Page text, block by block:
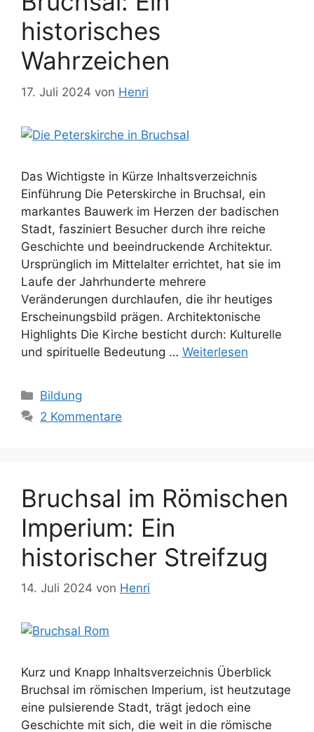
historisches
Wahrzeichen
17. Juli 2024 von Henri
Das Wichtigste in Kürze Inhaltsverzeichnis
Einführung Die Peterskirche in Bruchsal, ein
markantes Bauwerk im Herzen der badischen
Stadt, fasziniert Besucher durch ihre reiche
Geschichte und beeindruckende Architektur.
Ursprünglich im Mittelalter errichtet, hat sie im
Laufe der Jahrhunderte mehrere
Veränderungen durchlaufen, die ihr heutiges
Erscheinungsbild prägen. Architektonische
Highlights Die Kirche besticht durch: Kulturelle
und spirituelle Bedeutung … Weiterlesen
Kategorien
Bildung
2 Kommentare
Bruchsal im Römischen
Imperium: Ein
historischer Streifzug
14. Juli 2024 von Henri
Kurz und Knapp Inhaltsverzeichnis Überblick
Bruchsal im römischen Imperium, ist heutzutage
eine pulsierende Stadt, trägt jedoch eine
Geschichte mit sich, die weit in die römische